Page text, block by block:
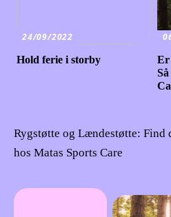
24/09/2022
Hold ferie i storby
Er
Rygstøtte og Lændestøtte: Find
hos Matas Sports Care